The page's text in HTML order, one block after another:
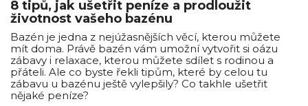
8 tipů, jak ušetřit peníze a prodloužit
životnost vašeho bazénu
Bazén je jedna z nejúžasnějších věcí, kterou můžete
mít doma. Právě bazén vám umožní vytvořit si oázu
zábavy i relaxace, kterou můžete sdílet s rodinou a
přáteli. Ale co byste řekli tipům, které by celou tu
zábavu u bazénu ještě vylepšily? Co takhle ušetřit
nějaké peníze?